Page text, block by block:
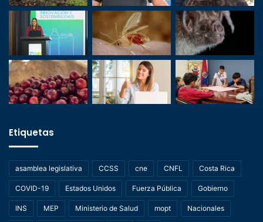
Etiquetas
asamblea legislativa CCSS cne CNFL Costa Rica
COVID-19 Estados Unidos Fuerza Pública Gobierno
INS MEP Ministerio de Salud mopt Nacionales